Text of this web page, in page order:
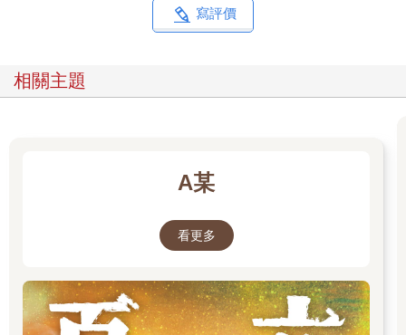
來會發生的；而且，必須讓自己感同身受地融入到這個行動中，
直到這整件事變得非常真實，活靈活現。
在選好這個你要在想像中體驗的動作後，就讓身體保持不動，試
與他展開對話。不要想像自己在一個遙遠的時空接受升遷的祝
賀，而是要把對方帶來這裡，讓未來進入當下。
的是，在這個維度更大的世界中，現在就等同於日常生活普通三
維空間中的這裡。
在此時此地，感覺自己就在這行動中，這跟看電影般的在看自己
寫評價
相關主題
A某
看更多